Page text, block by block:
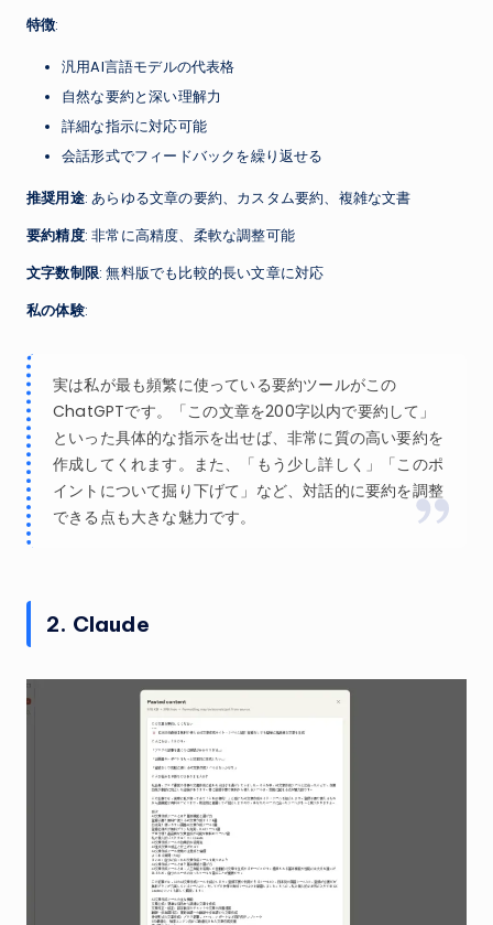
特徴:
汎用AI言語モデルの代表格
自然な要約と深い理解力
詳細な指示に対応可能
会話形式でフィードバックを繰り返せる
推奨用途: あらゆる文章の要約、カスタム要約、複雑な文書
要約精度: 非常に高精度、柔軟な調整可能
文字数制限: 無料版でも比較的長い文章に対応
私の体験:
実は私が最も頻繁に使っている要約ツールがこの
ChatGPTです。「この文章を200字以内で要約して」
といった具体的な指示を出せば、非常に質の高い要約を
作成してくれます。また、「もう少し詳しく」「このポ
イントについて掘り下げて」など、対話的に要約を調整
できる点も大きな魅力です。
2. Claude